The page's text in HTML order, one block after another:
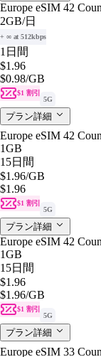
Europe eSIM 42
2GB/日
+ ∞ at 512kbps
1日間
$1.96
$0.98/GB
$1 割引
5G
プラン詳細
Europe eSIM 42
1GB
15日間
$1.96/GB
$1.96
$1 割引
5G
プラン詳細
Europe eSIM 42
1GB
15日間
$1.96
$1.96/GB
$1 割引
5G
プラン詳細
Europe eSIM 33